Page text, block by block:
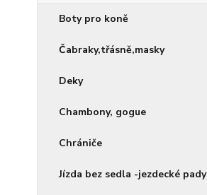
Boty pro koně
Čabraky,třásně,masky
Deky
Chambony, gogue
Chrániče
Jízda bez sedla -jezdecké pady